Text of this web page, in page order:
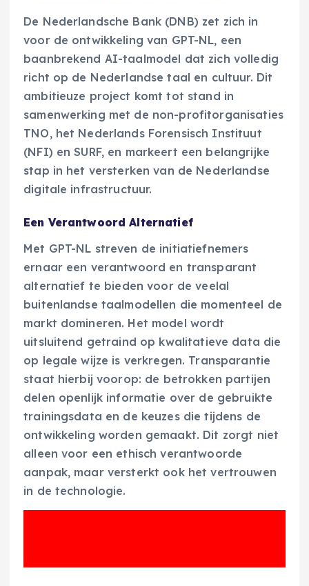
De Nederlandsche Bank (DNB) zet zich in
voor de ontwikkeling van GPT-NL, een
baanbrekend AI-taalmodel dat zich volledig
richt op de Nederlandse taal en cultuur. Dit
ambitieuze project komt tot stand in
samenwerking met de non-profitorganisaties
TNO, het Nederlands Forensisch Instituut
(NFI) en SURF, en markeert een belangrijke
stap in het versterken van de Nederlandse
digitale infrastructuur.
Een Verantwoord Alternatief
Met GPT-NL streven de initiatiefnemers
ernaar een verantwoord en transparant
alternatief te bieden voor de veelal
buitenlandse taalmodellen die momenteel de
markt domineren. Het model wordt
uitsluitend getraind op kwalitatieve data die
op legale wijze is verkregen. Transparantie
staat hierbij voorop: de betrokken partijen
delen openlijk informatie over de gebruikte
trainingsdata en de keuzes die tijdens de
ontwikkeling worden gemaakt. Dit zorgt niet
alleen voor een ethisch verantwoorde
aanpak, maar versterkt ook het vertrouwen
in de technologie.